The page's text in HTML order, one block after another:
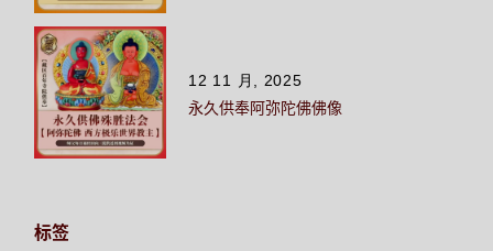
12 11 月, 2025
永久供奉阿弥陀佛佛像
标签